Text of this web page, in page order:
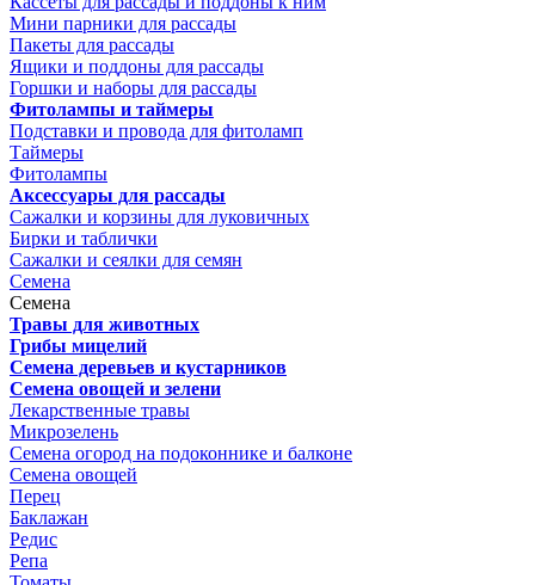
Мини парники для рассады
Пакеты для рассады
Ящики и поддоны для рассады
Горшки и наборы для рассады
Фитолампы и таймеры
Подставки и провода для фитоламп
Таймеры
Фитолампы
Аксессуары для рассады
Сажалки и корзины для луковичных
Бирки и таблички
Сажалки и сеялки для семян
Семена
Семена
Травы для животных
Грибы мицелий
Семена деревьев и кустарников
Семена овощей и зелени
Лекарственные травы
Микрозелень
Семена огород на подоконнике и балконе
Семена овощей
Перец
Баклажан
Редис
Репа